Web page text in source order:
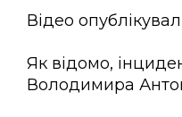
Відео
Як відомо,
Володимира